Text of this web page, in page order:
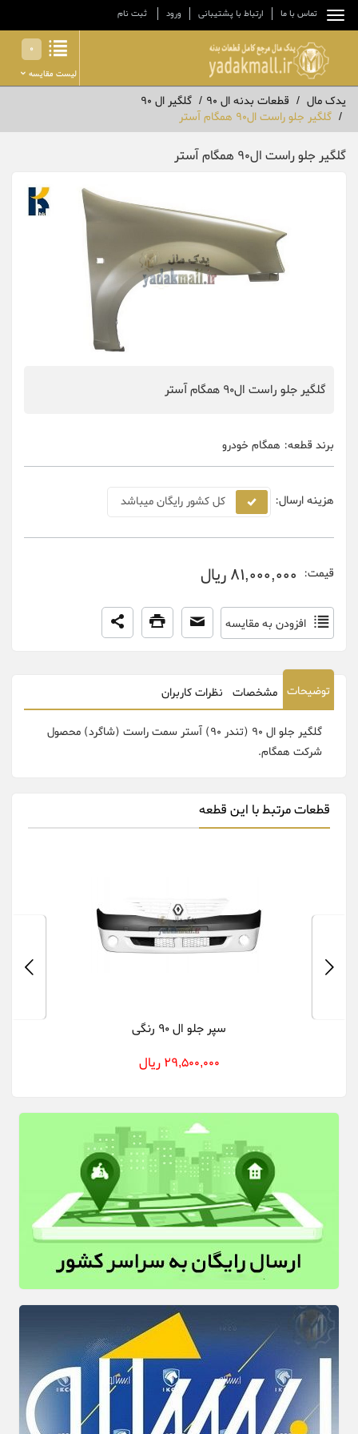
تماس با ما ارتباط با پشتیبانی ورود ثبت نام
0
لیست مقایسه
یدک مال قطعات بدنه ال 90
گلگیر ال 90
گلگیر جلو راست ال90 همگام آستر
گلگیر جلو راست ال90 همگام آستر
گلگیر جلو راست ال90 همگام آستر
برند قطعه: همگام خودرو
هزینه ارسال: کل کشور رایگان میباشد
قیمت: 81,000,000 ریال
افزودن به مقایسه
توضیحات مشخصات نظرات کاربران
گلگیر جلو ال 90 (تندر 90) آستر سمت راست (شاگرد) محصول
شرکت همگام.
قطعات مرتبط با این قطعه
سپر جلو ال 90 رنگی
29,500,000 ریال